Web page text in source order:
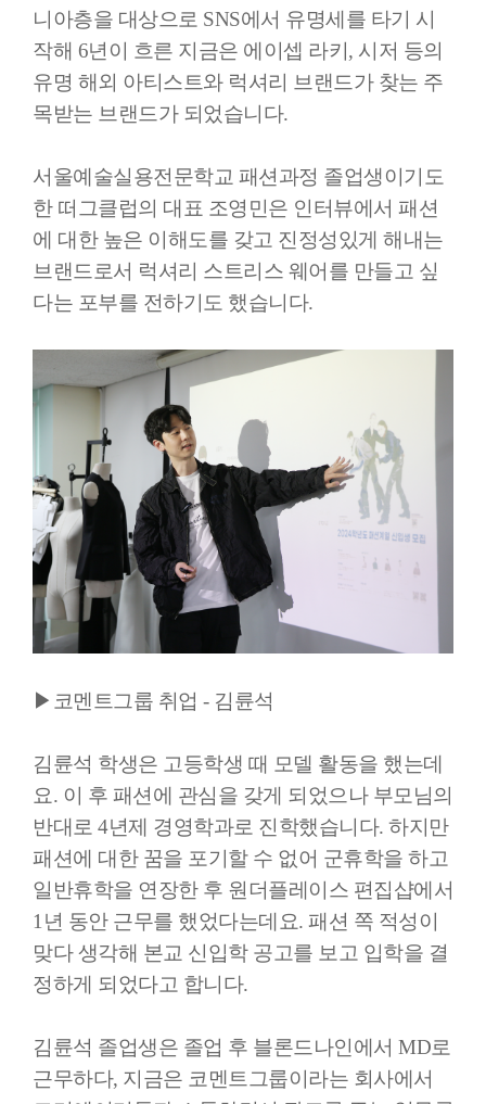
니아층을 대상으로 SNS에서 유명세를 타기 시
작해 6년이 흐른 지금은 에이셉 라키, 시저 등의
유명 해외 아티스트와 럭셔리 브랜드가 찾는 주
목받는 브랜드가 되었습니다.
서울예술실용전문학교 패션과정 졸업생이기도
한 떠그클럽의 대표 조영민은 인터뷰에서 패션
에 대한 높은 이해도를 갖고 진정성있게 해내는
브랜드로서 럭셔리 스트리스 웨어를 만들고 싶
다는 포부를 전하기도 했습니다.
▶코멘트그룹 취업 - 김륜석
김륜석 학생은 고등학생 때 모델 활동을 했는데
요. 이 후 패션에 관심을 갖게 되었으나 부모님의
반대로 4년제 경영학과로 진학했습니다. 하지만
패션에 대한 꿈을 포기할 수 없어 군휴학을 하고
일반휴학을 연장한 후 원더플레이스 편집샵에서
1년 동안 근무를 했었다는데요. 패션 쪽 적성이
맞다 생각해 본교 신입학 공고를 보고 입학을 결
정하게 되었다고 합니다.
김륜석 졸업생은 졸업 후 블론드나인에서 MD로
근무하다, 지금은 코멘트그룹이라는 회사에서